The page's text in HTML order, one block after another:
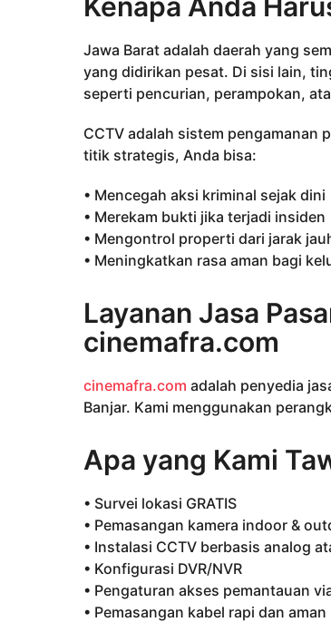
Jawa Barat adalah daerah yang
yang didirikan pesat. Di sisi lain,
seperti pencurian, perampokan,
CCTV adalah sistem pengamanan
titik strategis, Anda bisa:
• Mencegah aksi kriminal sejak dini
• Merekam bukti jika terjadi insiden
• Mengontrol properti dari jarak
• Meningkatkan rasa aman bagi
Layanan Jasa
cinemafra.com
cinemafra.com adalah penyedia
Banjar. Kami menggunakan
Apa yang Kami
• Survei lokasi GRATIS
• Pemasangan kamera indoor &
• Instalasi CCTV berbasis analog
• Konfigurasi DVR/NVR
• Pengaturan akses pemantauan
• Pemasangan kabel rapi dan aman